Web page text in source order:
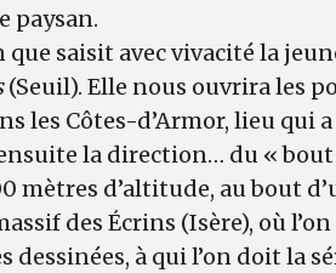
paysan.
que saisit avec vivacité la
(Seuil). Elle nous ouvrira les
les Côtes-d’Armor, lieu qui
la direction… du « bout
mètres d’altitude, au bout
des Écrins (Isère), où
dessinées, à qui l’on doit la